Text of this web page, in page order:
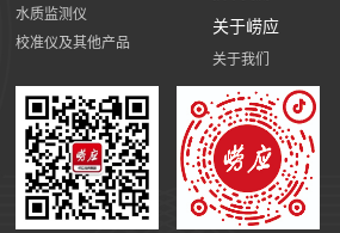
水质监测仪
校准仪及其他产品
关于崂应
关于我们